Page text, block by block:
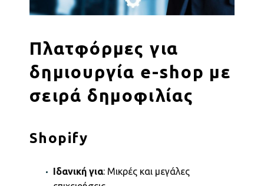
Πλατφόρμες για
δημιουργία e-shop με
σειρά δημοφιλίας
Shopify
Ιδανική για: Μικρές και μεγάλες